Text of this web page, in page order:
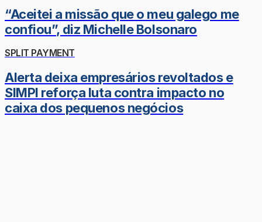
“Aceitei a missão que o meu galego me
confiou”, diz Michelle Bolsonaro
SPLIT PAYMENT
Alerta deixa empresários revoltados e
SIMPI reforça luta contra impacto no
caixa dos pequenos negócios